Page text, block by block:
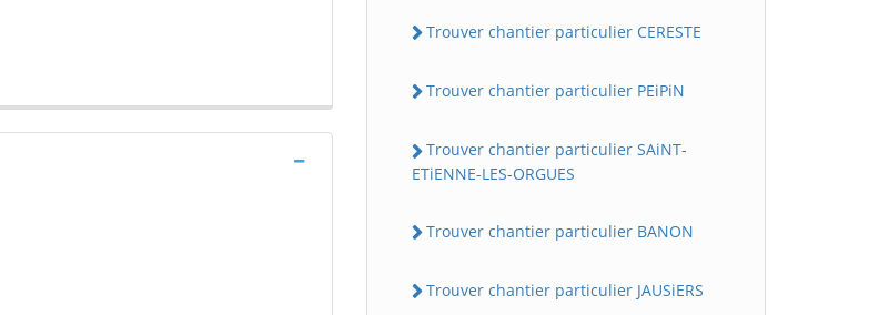
Trouver chantier particulier CERESTE
Trouver chantier particulier PEiPiN
Trouver chantier particulier SAiNT-
ETiENNE-LES-ORGUES
Trouver chantier particulier BANON
Trouver chantier particulier JAUSiERS